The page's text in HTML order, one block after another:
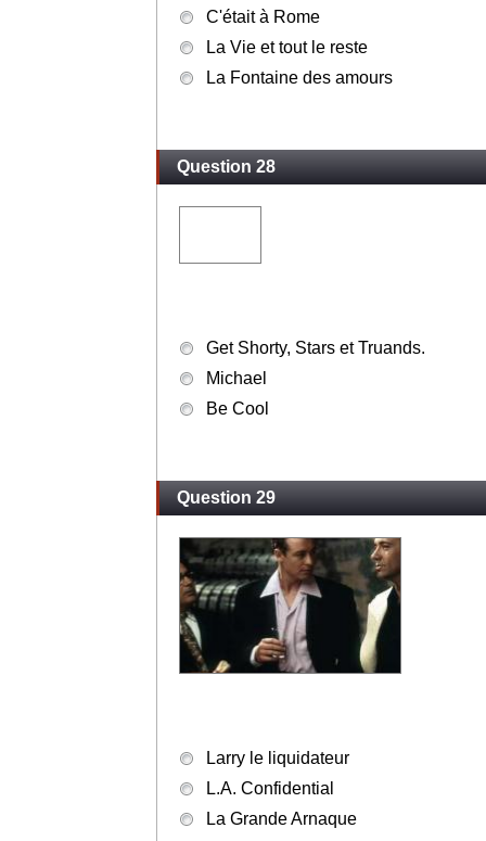
C'était à Rome
La Vie et tout le reste
La Fontaine des amours
Question 28
Get Shorty, Stars et Truands.
Michael
Be Cool
Question 29